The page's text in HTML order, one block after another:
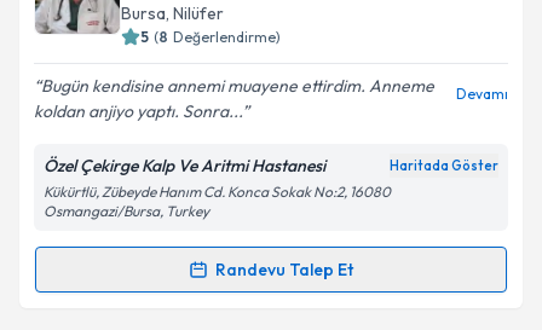
E-posta Adresiniz
Metni'ni okudum ve kişisel verilerimin belirtilen
kapsamda işlenmesini kabul ediyorum.
Takvim Talebini Gönder
Bursa, Nilüfer
5 (8 Değerlendirme)
Bugün kendisine annemi muayene ettirdim. Anneme
koldan anjiyo yaptı. Sonra...
Devamı
Özel Çekirge Kalp Ve Aritmi Hastanesi Haritada Göster
Kükürtlü, Zübeyde Hanım Cd. Konca Sokak No:2, 16080
Osmangazi/Bursa, Turkey
Randevu Talep Et
Randevu Takvimi Talebi